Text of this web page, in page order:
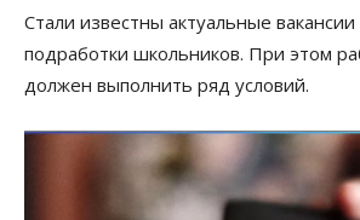
Стали известны актуальные
подработки школьников. При этом
должен выполнить ряд условий.